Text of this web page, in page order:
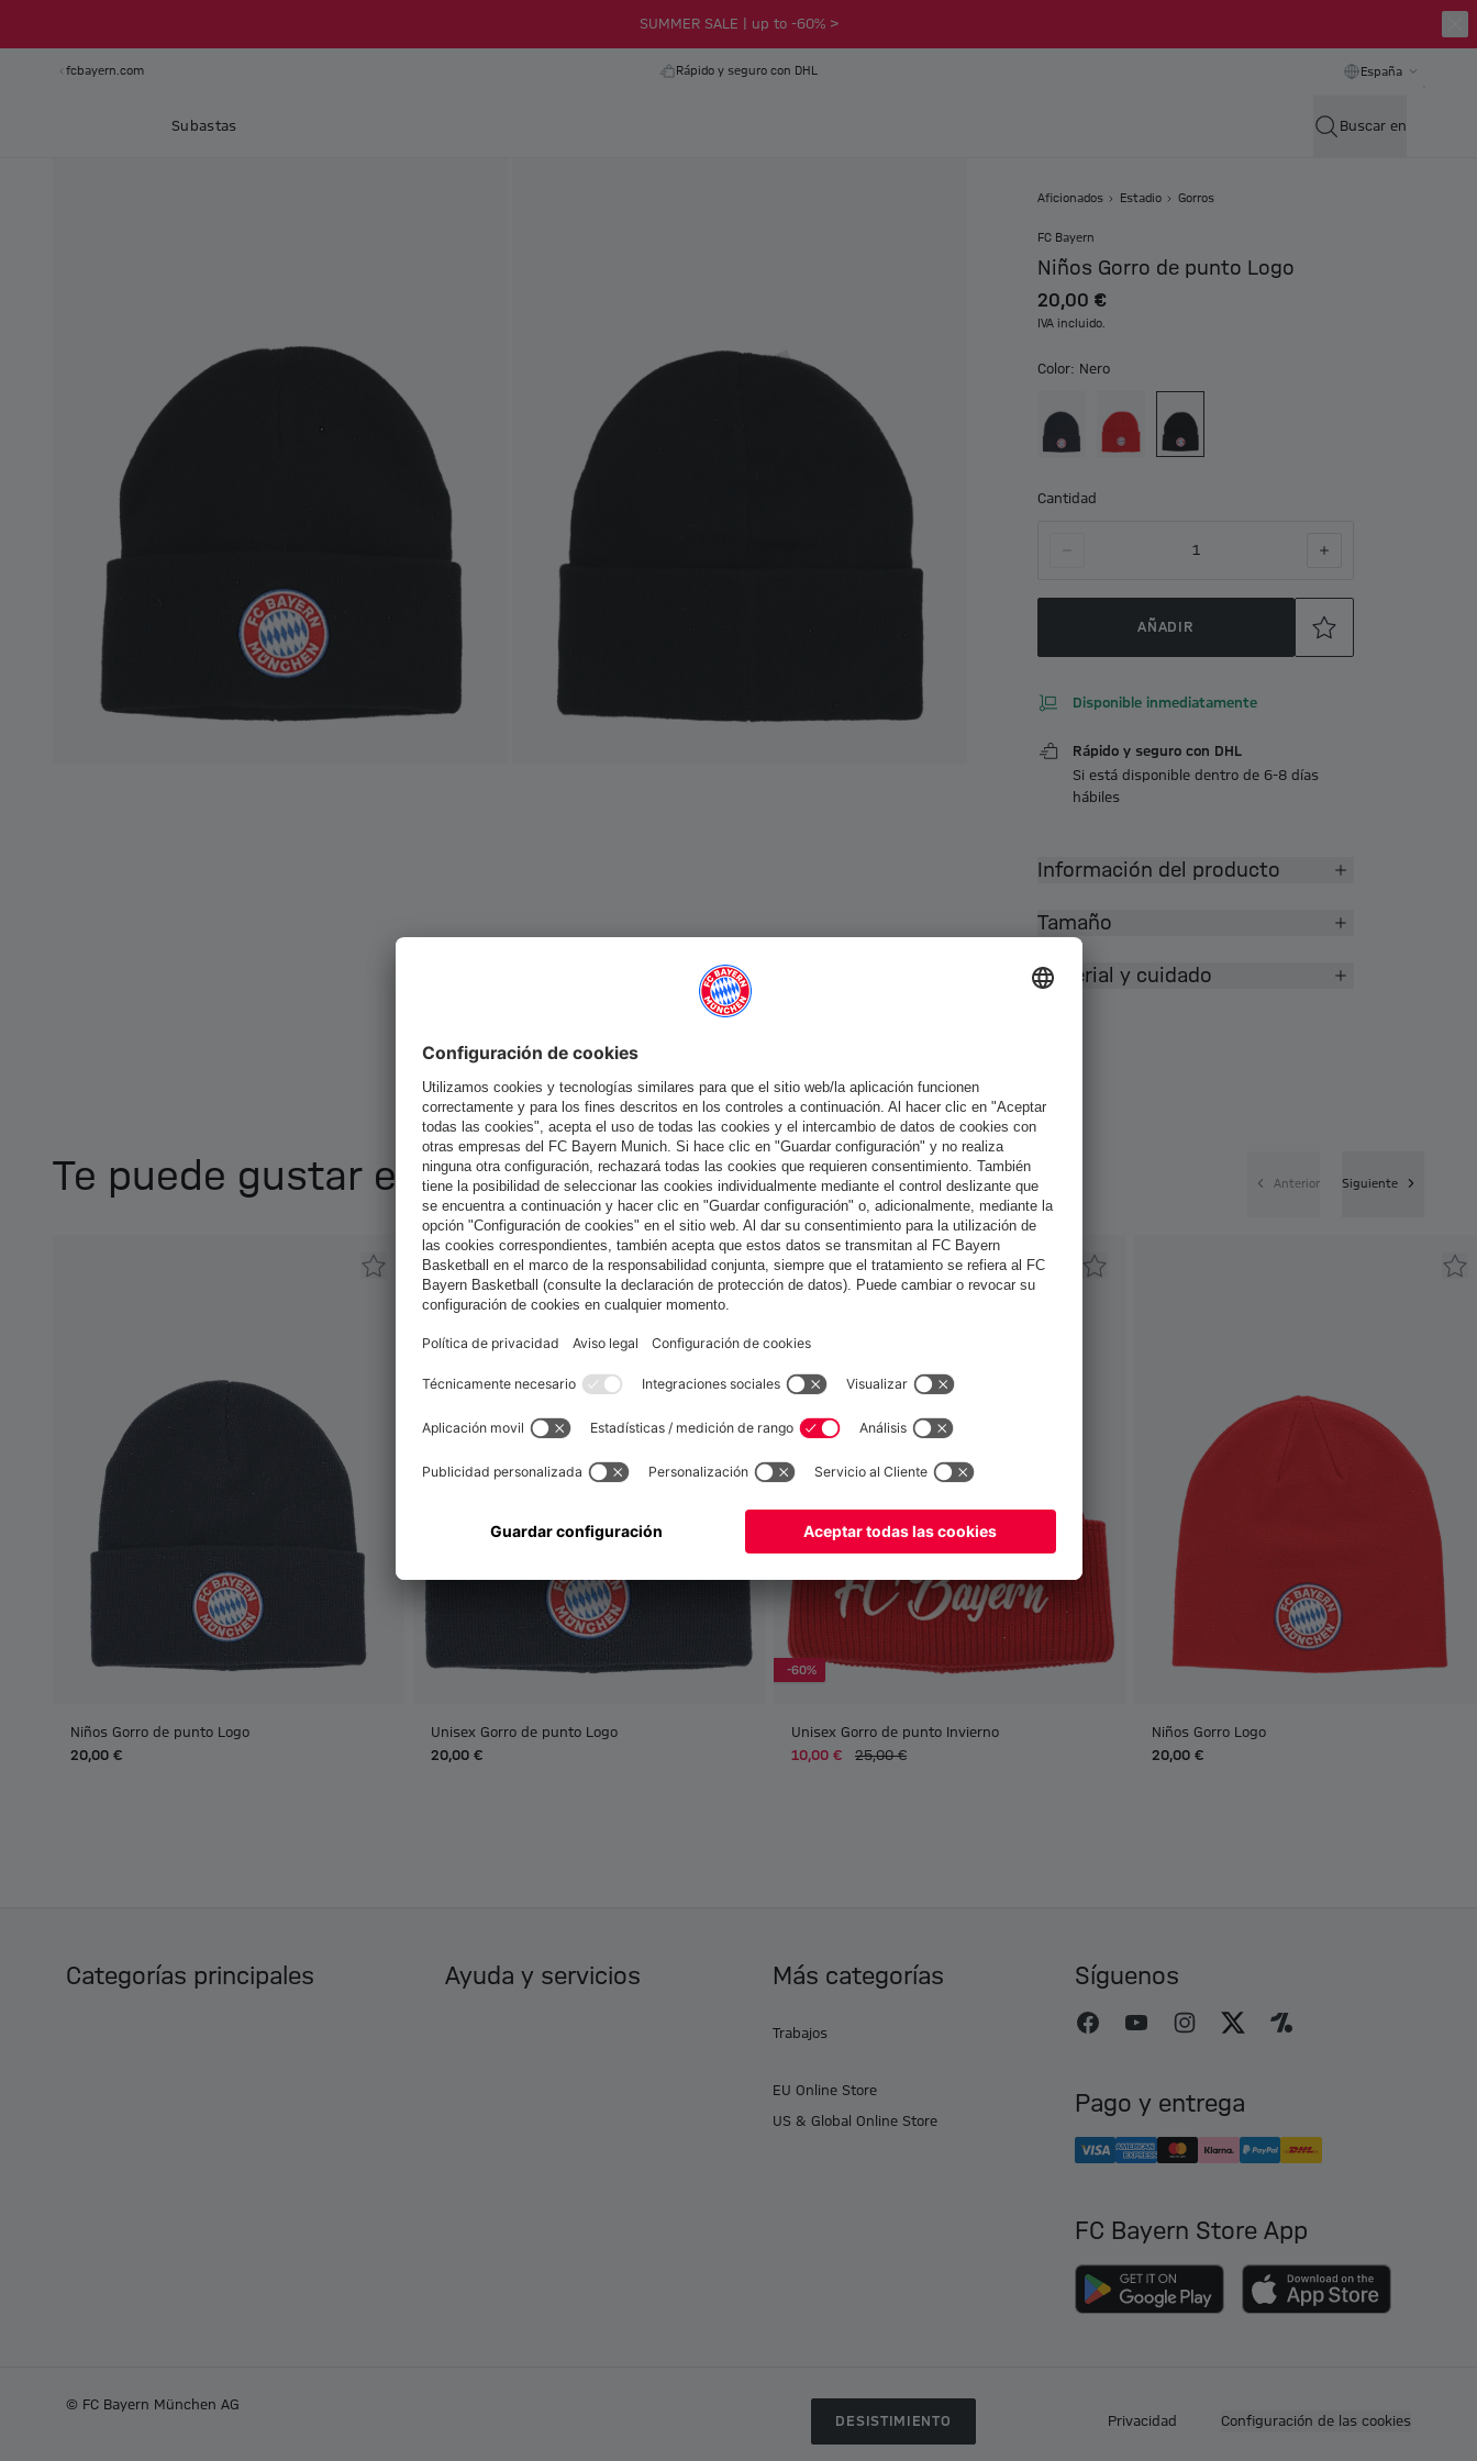
SUMMER SALE | up to -60% >
fcbayern.com Rápido y seguro con DHL España
Subastas Buscar en
Aficionados Estadio Gorros
FC Bayern
Niños Gorro de punto Logo
20,00 €
IVA incluido.
Color: Nero
Cantidad
1
AÑADIR
Disponible inmediatamente
Rápido y seguro con DHL
Si está disponible dentro de 6-8 días
hábiles
Información del producto
Tamaño
Material y cuidado
Te puede gustar esto también Anterior Siguiente
Niños Gorro de punto Logo
20,00 €
Unisex Gorro de punto Logo
20,00 €
-60%
Unisex Gorro de punto Invierno
10,00 €
25,00 €
Niños Gorro Logo
20,00 €
Categorías principales Ayuda y servicios Más categorías
Trabajos
EU Online Store
US & Global Online Store
Síguenos
Pago y entrega
FC Bayern Store App
© FC Bayern München AG
DESISTIMIENTO
Privacidad Configuración de las cookies
¿Quieres quedarte en la tiendaEspaña?
Españapara entregar allí!